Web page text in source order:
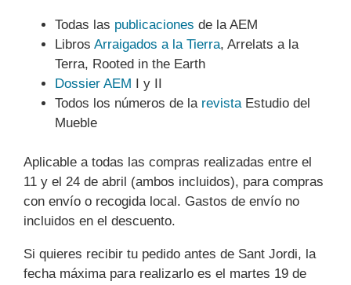
Todas las publicaciones de la AEM
Libros Arraigados a la Tierra, Arrelats a la
Terra, Rooted in the Earth
Dossier AEM I y II
Todos los números de larevistaEstudio del
Mueble
Aplicable a todas las compras realizadas entre el
11 y el 24 de abril (ambos incluidos), para compras
con envío o recogida local. Gastos de envío no
incluidos en el descuento.
Si quieres recibir tu pedido antes de Sant Jordi, la
fecha máxima para realizarlo es el martes 19 de